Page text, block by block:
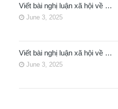
Viết bài nghị luận xã hội về …
June 3, 2025
Viết bài nghị luận xã hội về …
June 3, 2025